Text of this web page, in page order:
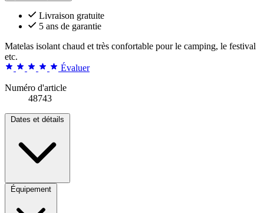
Livraison gratuite
5 ans de garantie
Matelas isolant chaud et très confortable pour le camping, le festival
etc.
Évaluer
Numéro d'article
48743
Dates et détails
Équipement